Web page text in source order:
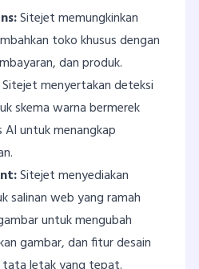
Sitejet memungkinkan
toko khusus dengan
dan produk.
Sitejet menyertakan deteksi
skema warna bermerek
untuk menangkap
Sitejet menyediakan
salinan web yang ramah
untuk mengubah
gambar, dan fitur desain